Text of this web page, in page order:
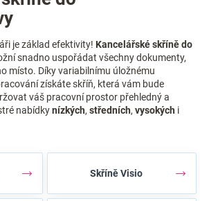
je základ efektivity! Kancelářské skříně do
snadno uspořádat všechny dokumenty,
místo. Díky variabilnímu úložnému
získáte skříň, která vám bude
váš pracovní prostor přehledný a
nabídkynízkých, středních, vysokých i
Skříně Visio